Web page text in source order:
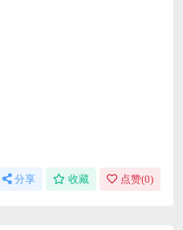
分享 收藏 点赞(0)